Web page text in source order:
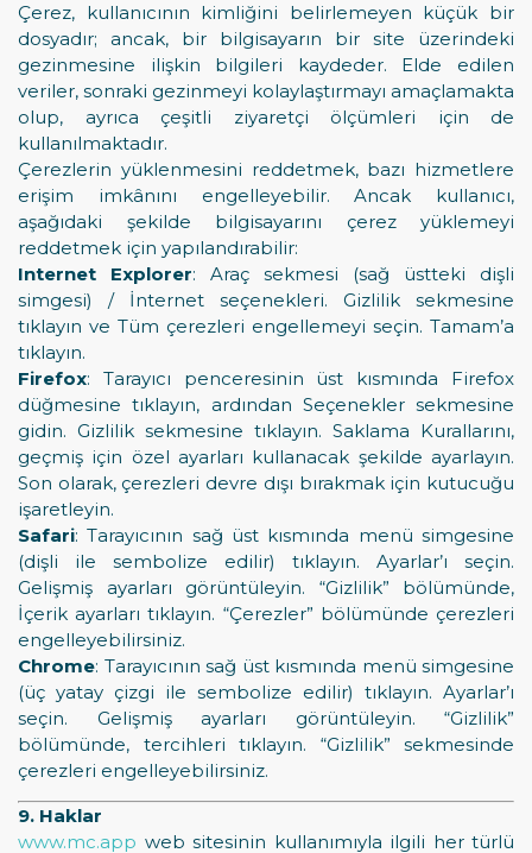
Çerez, kullanıcının kimliğini belirlemeyen küçük bir
dosyadır; ancak, bir bilgisayarın bir site üzerindeki
gezinmesine ilişkin bilgileri kaydeder. Elde edilen
veriler, sonraki gezinmeyi kolaylaştırmayı amaçlamakta
olup, ayrıca çeşitli ziyaretçi ölçümleri için de
kullanılmaktadır.
Çerezlerin yüklenmesini reddetmek, bazı hizmetlere
erişim imkânını engelleyebilir. Ancak kullanıcı,
aşağıdaki şekilde bilgisayarını çerez yüklemeyi
reddetmek için yapılandırabilir:
Internet Explorer: Araç sekmesi (sağ üstteki dişli
simgesi) / İnternet seçenekleri. Gizlilik sekmesine
tıklayın ve Tüm çerezleri engellemeyi seçin. Tamam’a
tıklayın.
Firefox: Tarayıcı penceresinin üst kısmında Firefox
düğmesine tıklayın, ardından Seçenekler sekmesine
gidin. Gizlilik sekmesine tıklayın. Saklama Kurallarını,
geçmiş için özel ayarları kullanacak şekilde ayarlayın.
Son olarak, çerezleri devre dışı bırakmak için kutucuğu
işaretleyin.
Safari: Tarayıcının sağ üst kısmında menü simgesine
(dişli ile sembolize edilir) tıklayın. Ayarlar’ı seçin.
Gelişmiş ayarları görüntüleyin. “Gizlilik” bölümünde,
İçerik ayarları tıklayın. “Çerezler” bölümünde çerezleri
engelleyebilirsiniz.
Chrome: Tarayıcının sağ üst kısmında menü simgesine
(üç yatay çizgi ile sembolize edilir) tıklayın. Ayarlar’ı
seçin. Gelişmiş ayarları görüntüleyin. “Gizlilik”
bölümünde, tercihleri tıklayın. “Gizlilik” sekmesinde
çerezleri engelleyebilirsiniz.
9. Haklar
www.mc.app web sitesinin kullanımıyla ilgili her türlü